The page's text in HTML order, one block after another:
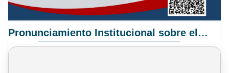
Pronunciamiento Institucional sobre el Proyecto de Ley N° 068/2025-2026 C.S.